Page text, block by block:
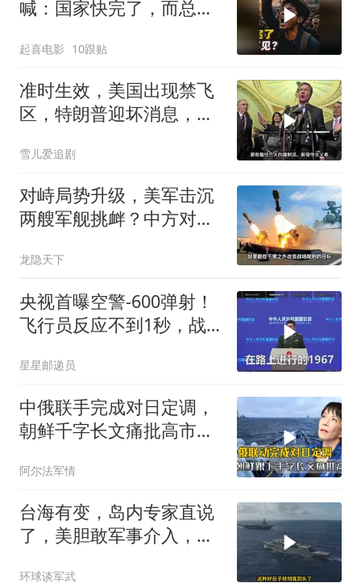
喊：国家快完了，而总统
起喜电影 10跟贴
准时生效，美国出现禁飞
区，特朗普迎坏消息，倒
雪儿爱追剧
对峙局势升级，美军击沉
两艘军舰挑衅？中方对美
龙隐天下
央视首曝空警-600弹射！
飞行员反应不到1秒，战
星星邮递员
中俄联手完成对日定调，
朝鲜千字长文痛批高市，
阿尔法军情
台海有变，岛内专家直说
了，美胆敢军事介入，战
环球谈军武